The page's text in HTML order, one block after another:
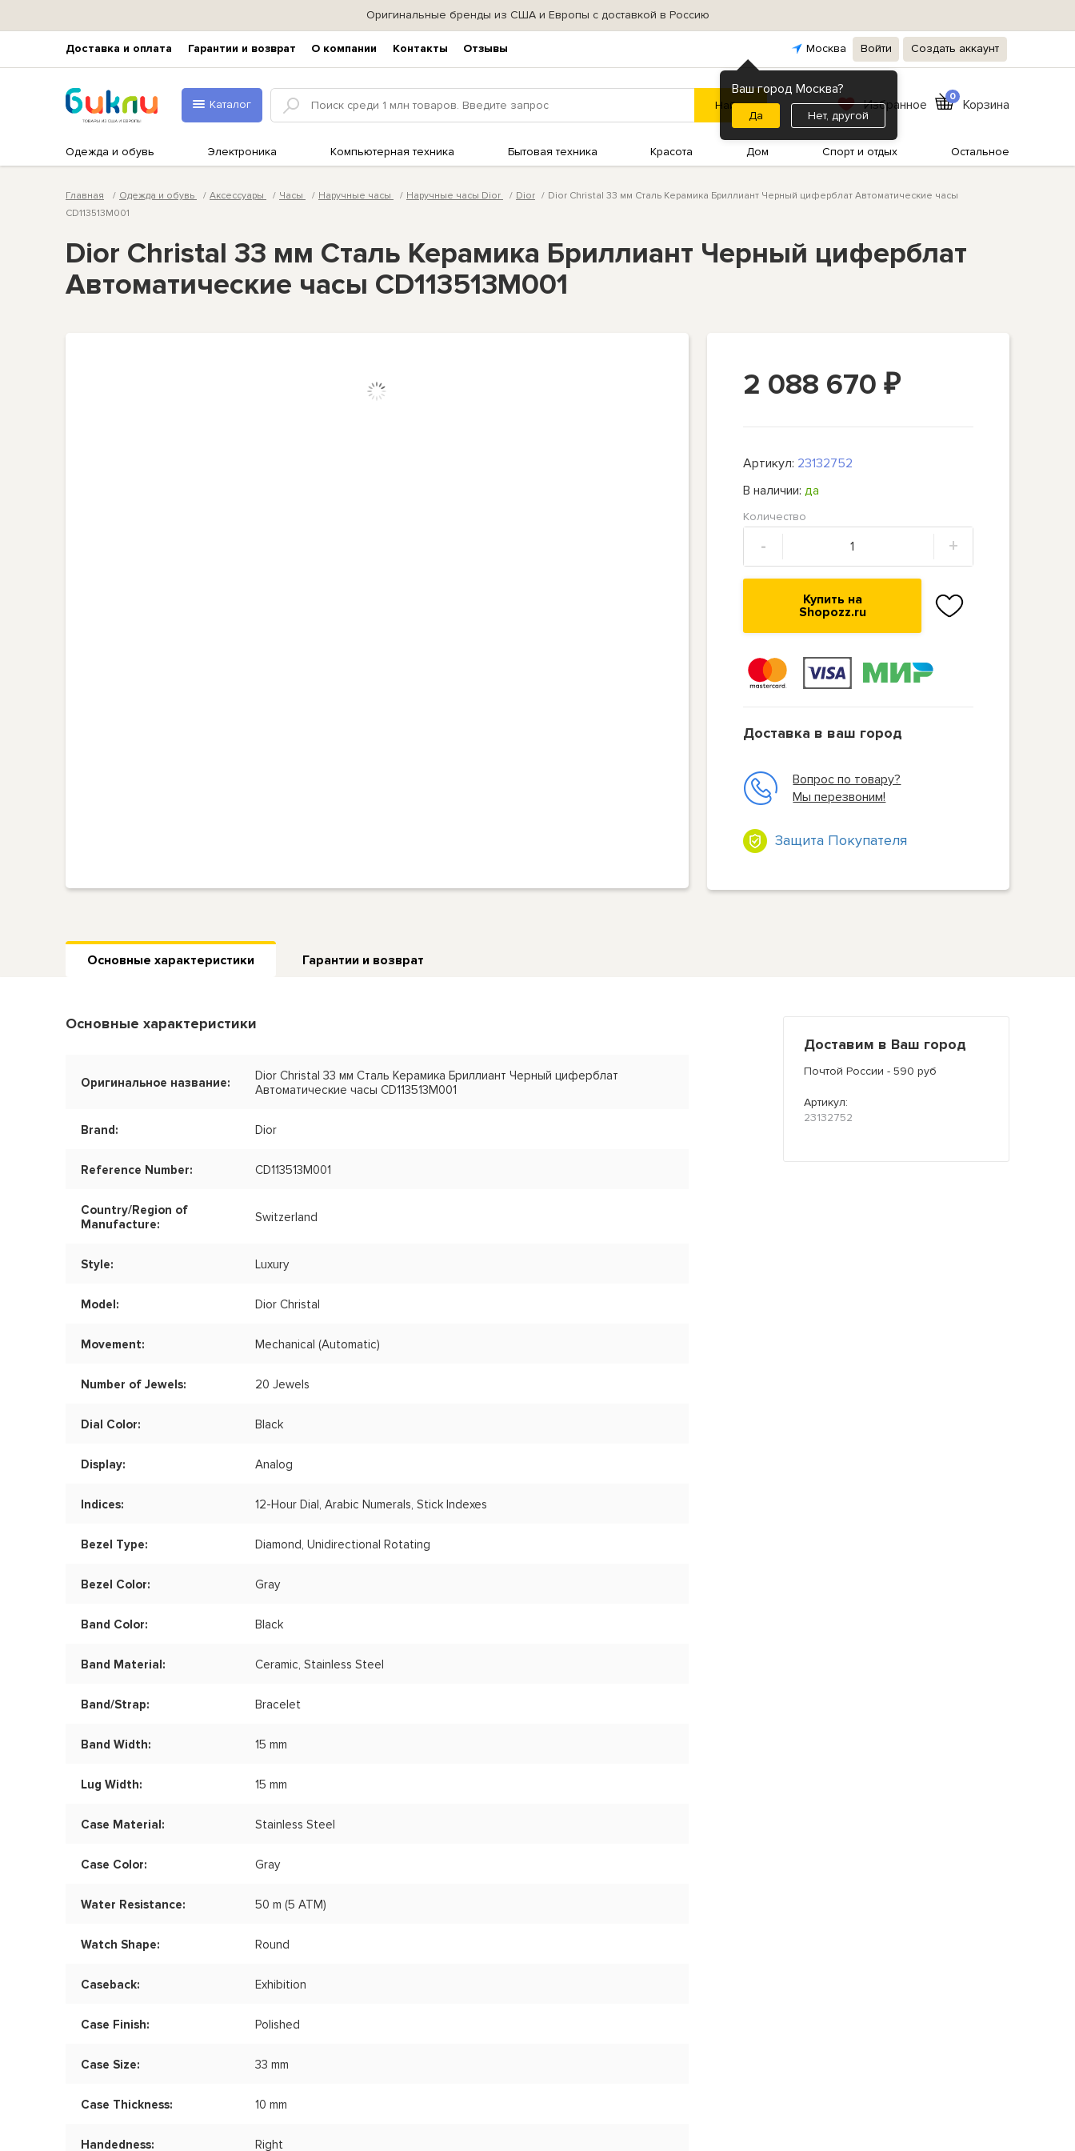
Оригинальные бренды из США и Европы с доставкой в Россию
Доставка и оплата Гарантии и возврат О компании Контакты Отзывы Москва
Ваш город Москва?
Нет, другой
Войти Создать аккаунт
Каталог Избранное
0
Корзина
Одежда и обувь Электроника Компьютерная техника Бытовая техника Красота Дом Спорт и отдых Остальное
Главная Одежда и обувь Аксессуары Часы Наручные часы Наручные часы Dior Dior
Dior Christal 33 мм Сталь Керамика Бриллиант Черный циферблат Автоматические часы
CD113513M001
Dior Christal 33 мм Сталь Керамика Бриллиант Черный циферблат
Автоматические часы CD113513M001
2 088 670₽
Артикул: 23132752
В наличии:да
Количество
- +
Купить на
Shopozz.ru
Доставка в ваш город
Вопрос по товару?
Мы перезвоним!
Защита Покупателя
Основные характеристики Гарантии и возврат
Основные характеристики
Оригинальное название:
Dior Christal 33 мм Сталь Керамика Бриллиант Черный циферблат
Автоматические часы CD113513M001
Brand: Dior
Reference Number: CD113513M001
Country/Region of
Manufacture:
Switzerland
Style: Luxury
Model: Dior Christal
Movement: Mechanical (Automatic)
Number of Jewels: 20 Jewels
Dial Color: Black
Display: Analog
Indices: 12-Hour Dial, Arabic Numerals, Stick Indexes
Bezel Type: Diamond, Unidirectional Rotating
Bezel Color: Gray
Band Color: Black
Band Material: Ceramic, Stainless Steel
Band/Strap: Bracelet
Band Width: 15 mm
Lug Width: 15 mm
Case Material: Stainless Steel
Case Color: Gray
Water Resistance: 50 m (5 ATM)
Watch Shape: Round
Caseback: Exhibition
Case Finish: Polished
Case Size: 33 mm
Case Thickness: 10 mm
Handedness: Right
Доставим в Ваш город
Почтой России - 590 руб
Артикул:
23132752